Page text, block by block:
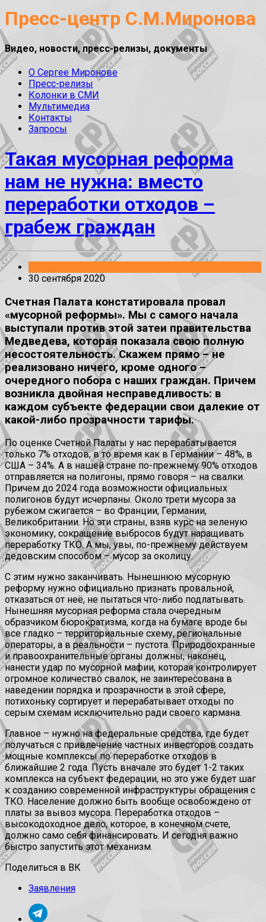
Пресс-центр С.М.Миронова
Видео, новости, пресс-релизы, документы
О Сергее Миронове
Пресс-релизы
Колонки в СМИ
Мультимедиа
Контакты
Запросы
Такая мусорная реформа
нам не нужна: вместо
переработки отходов –
грабеж граждан
30 сентября 2020
Счетная Палата констатировала провал
«мусорной реформы». Мы с самого начала
выступали против этой затеи правительства
Медведева, которая показала свою полную
несостоятельность. Скажем прямо – не
реализовано ничего, кроме одного –
очередного побора с наших граждан. Причем
возникла двойная несправедливость: в
каждом субъекте федерации свои далекие от
какой-либо прозрачности тарифы.
По оценке Счетной Палаты у нас перерабатывается
только 7% отходов, в то время как в Германии – 48%, в
США – 34%. А в нашей стране по-прежнему 90% отходов
отправляется на полигоны, прямо говоря – на свалки.
Причем до 2024 года возможности официальных
полигонов будут исчерпаны. Около трети мусора за
рубежом сжигается – во Франции, Германии,
Великобритании. Но эти страны, взяв курс на зеленую
экономику, сокращение выбросов будут наращивать
переработку ТКО. А мы, увы, по-прежнему действуем
дедовским способом – мусор за околицу.
С этим нужно заканчивать. Нынешнюю мусорную
реформу нужно официально признать провальной,
отказаться от неё, не пытаться что-либо подлатывать.
Нынешняя мусорная реформа стала очередным
образчиком бюрократизма, когда на бумаге вроде бы
все гладко – территориальные схему, региональные
операторы, а в реальности – пустота. Природоохранные
и правоохранительные органы должны, наконец,
нанести удар по мусорной мафии, которая контролирует
огромное количество свалок, не заинтересована в
наведении порядка и прозрачности в этой сфере,
потихоньку сортирует и перерабатывает отходы по
серым схемам исключительно ради своего кармана.
Главное – нужно на федеральные средства, где будет
получаться с привлечение частных инвесторов создать
мощные комплексы по переработке отходов в
ближайшие 2 года. Пусть вначале это будет 1-2 таких
комплекса на субъект федерации, но это уже будет шаг
к созданию современной инфраструктуры обращения с
ТКО. Население должно быть вообще освобождено от
платы за вывоз мусора. Переработка отходов –
высокодоходное дело, которое, в конечном счете,
должно само себя финансировать. И сегодня важно
быстро запустить этот механизм.
Поделиться в ВК
Заявления